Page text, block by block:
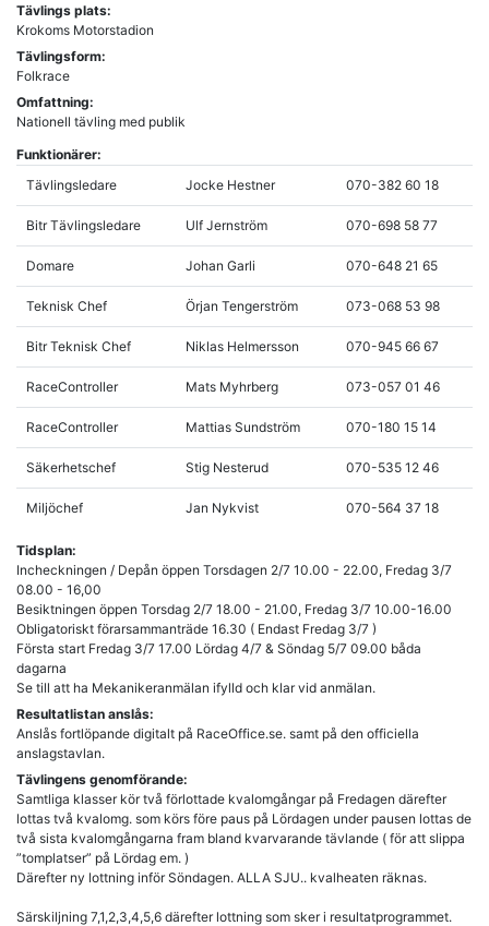
Tävlings plats:
Krokoms Motorstadion
Tävlingsform:
Folkrace
Omfattning:
Nationell tävling med publik
Funktionärer:
Tävlingsledare
Jocke Hestner 070-382 60 18
Bitr Tävlingsledare Ulf Jernström 070-698 58 77
Domare Johan Garli 070-648 21 65
Teknisk Chef Örjan Tengerström 073-068 53 98
Bitr Teknisk Chef Niklas Helmersson 070-945 66 67
RaceController Mats Myhrberg 073-057 01 46
RaceController Mattias Sundström 070-180 15 14
Säkerhetschef Stig Nesterud 070-535 12 46
Miljöchef Jan Nykvist 070-564 37 18
Tidsplan:
Incheckningen / Depån öppen Torsdagen 2/7 10.00 - 22.00, Fredag 3/7
08.00 - 16,00
Besiktningen öppen Torsdag 2/7 18.00 - 21.00, Fredag 3/7 10.00-16.00
Obligatoriskt förarsammanträde 16.30 ( Endast Fredag 3/7 )
Första start Fredag 3/7 17.00 Lördag 4/7 & Söndag 5/7 09.00 båda
dagarna
Se till att ha Mekanikeranmälan ifylld och klar vid anmälan.
Resultatlistan anslås:
Anslås fortlöpande digitalt på RaceOffice.se. samt på den officiella
anslagstavlan.
Tävlingens genomförande:
Samtliga klasser kör två förlottade kvalomgångar på Fredagen därefter
lottas två kvalomg. som körs före paus på Lördagen under pausen lottas de
två sista kvalomgångarna fram bland kvarvarande tävlande ( för att slippa
”tomplatser” på Lördag em. )
Därefter ny lottning inför Söndagen. ALLA SJU.. kvalheaten räknas.
Särskiljning 7,1,2,3,4,5,6 därefter lottning som sker i resultatprogrammet.